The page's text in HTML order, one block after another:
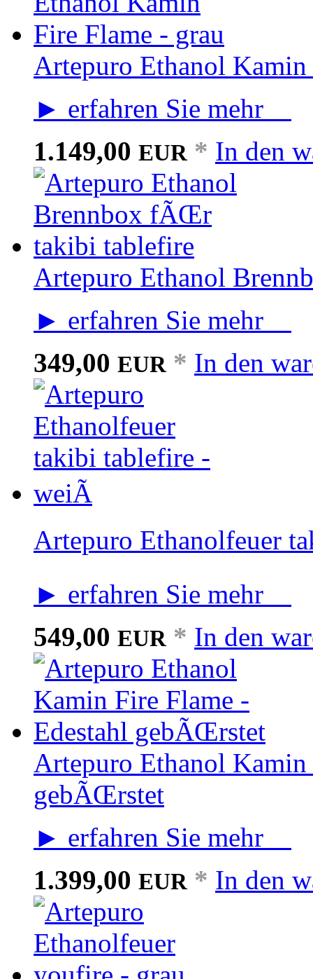
Artepuro Ethanol
► erfahren Sie mehr
1.149,00 EUR * In den
Artepuro Ethanol
► erfahren Sie mehr
349,00 EUR * In den
Artepuro Ethanolfeuer
► erfahren Sie mehr
549,00 EUR * In den
Artepuro Ethanol
gebÃŒrstet
► erfahren Sie mehr
1.399,00 EUR * In den